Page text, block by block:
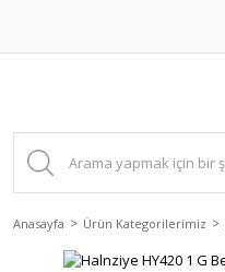
Anasayfa Ürün Kategorilerimiz